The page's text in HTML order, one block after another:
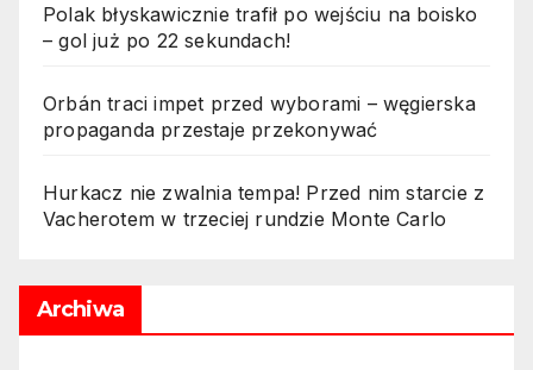
Polak błyskawicznie trafił po wejściu na boisko
– gol już po 22 sekundach!
Orbán traci impet przed wyborami – węgierska
propaganda przestaje przekonywać
Hurkacz nie zwalnia tempa! Przed nim starcie z
Vacherotem w trzeciej rundzie Monte Carlo
Archiwa